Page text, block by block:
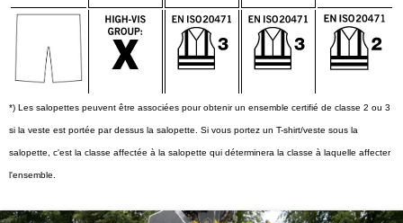
*) Les salopettes peuvent être associées pour obtenir un ensemble certifié de classe 2 ou 3
si la veste est portée par dessus la salopette. Si vous portez un T-shirt/veste sous la
salopette, c'est la classe affectée à la salopette qui déterminera la classe à laquelle affecter
l'ensemble.